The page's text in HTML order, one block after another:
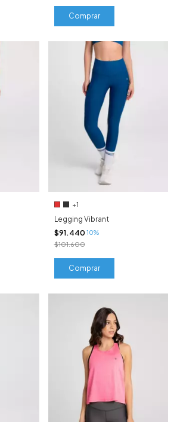
Comprar
+1
Legging Vibrant
$91.440 10%
$101.600
Comprar